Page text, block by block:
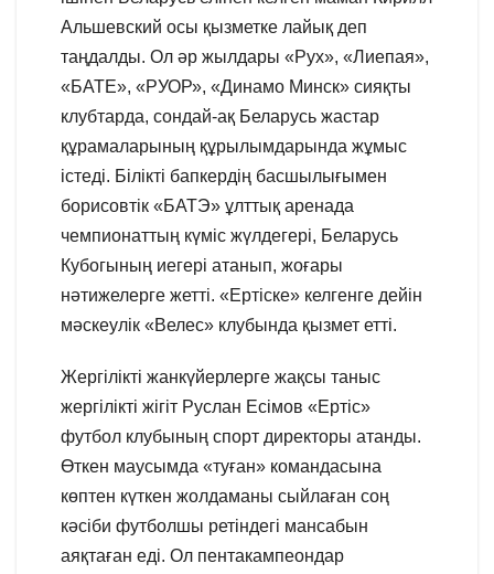
Альшевский осы қызметке лайық деп
таңдалды. Ол әр жылдары «Рух», «Лиепая»,
«БАТЕ», «РУОР», «Динамо Минск» сияқты
клубтарда, сондай-ақ Беларусь жастар
құрамаларының құрылымдарында жұмыс
істеді. Білікті бапкердің басшылығымен
борисовтік «БАТЭ» ұлттық аренада
чемпионаттың күміс жүлдегері, Беларусь
Кубогының иегері атанып, жоғары
нәтижелерге жетті. «Ертіске» келгенге дейін
мәскеулік «Велес» клубында қызмет етті.
Жергілікті жанкүйерлерге жақсы таныс
жергілікті жігіт Руслан Есімов «Ертіс»
футбол клубының спорт директоры атанды.
Өткен маусымда «туған» командасына
көптен күткен жолдаманы сыйлаған соң
кәсіби футболшы ретіндегі мансабын
аяқтаған еді. Ол пентакампеондар